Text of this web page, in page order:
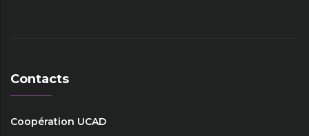
Contacts
Coopération UCAD